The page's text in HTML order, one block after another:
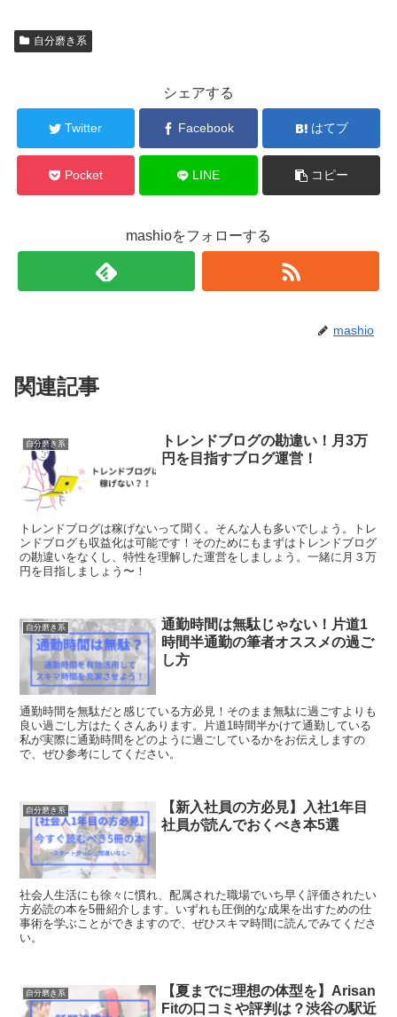
自分磨き系
シェアする
Twitter Facebook はてブ
Pocket LINE コピー
mashioをフォローする
mashio
関連記事
自分磨き系
トレンドブログの勘違い！月3万
円を目指すブログ運営！
トレンドブログは稼げないって聞く。そんな人も多いでしょう。トレ
ンドブログも収益化は可能です！そのためにもまずはトレンドブログ
の勘違いをなくし、特性を理解した運営をしましょう。一緒に月３万
円を目指しましょう〜！
自分磨き系
通勤時間は無駄じゃない！片道1
時間半通勤の筆者オススメの過ご
し方
通勤時間を無駄だと感じている方必見！そのまま無駄に過ごすよりも
良い過ごし方はたくさんあります。片道1時間半かけて通勤している
私が実際に通勤時間をどのように過ごしているかをお伝えしますの
で、ぜひ参考にしてください。
自分磨き系
【新入社員の方必見】入社1年目
社員が読んでおくべき本5選
社会人生活にも徐々に慣れ、配属された職場でいち早く評価されたい
方必読の本を5冊紹介します。いずれも圧倒的な成果を出すための仕
事術を学ぶことができますので、ぜひスキマ時間に読んでみてくださ
い。
自分磨き系
【夏までに理想の体型を】Arisan
Fitの口コミや評判は？渋谷の駅近